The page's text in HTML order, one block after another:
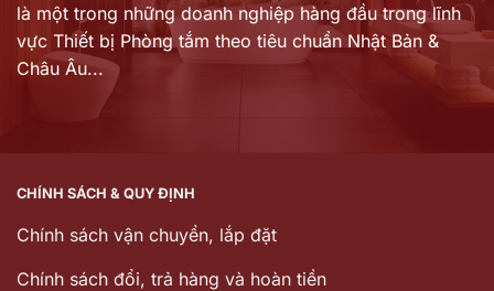
là một trong những doanh nghiệp hàng đầu trong lĩnh
vực Thiết bị Phòng tắm theo tiêu chuẩn Nhật Bản &
Châu Âu...
CHÍNH SÁCH & QUY ĐỊNH
Chính sách vận chuyển, lắp đặt
Chính sách đổi, trả hàng và hoàn tiền